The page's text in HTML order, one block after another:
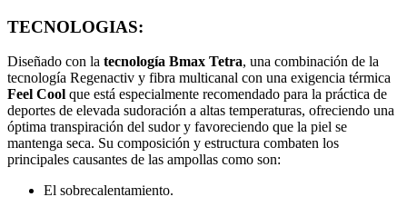
TECNOLOGIAS:
Diseñado con la tecnología Bmax Tetra, una combinación de la
tecnología Regenactiv y fibra multicanal con una exigencia térmica
Feel Cool que está especialmente recomendado para la práctica de
deportes de elevada sudoración a altas temperaturas, ofreciendo una
óptima transpiración del sudor y favoreciendo que la piel se
mantenga seca. Su composición y estructura combaten los
principales causantes de las ampollas como son:
El sobrecalentamiento.